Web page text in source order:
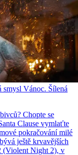
smysl Vánoc. Šílená
Chopte se
Clause vymlaťte
pokračování milé
ještě krvavějších
(Violent Night 2), v